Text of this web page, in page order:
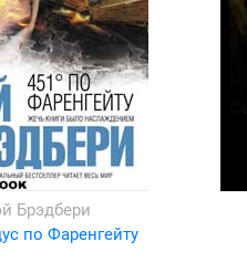
Брэдбери
по Фаренгейту